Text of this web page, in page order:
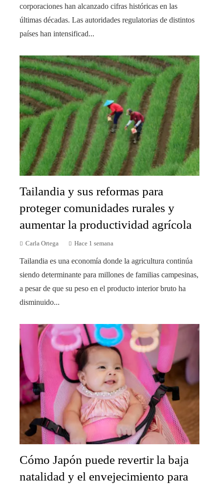
corporaciones han alcanzado cifras históricas en las
últimas décadas. Las autoridades regulatorias de distintos
países han intensificad...
Tailandia y sus reformas para
proteger comunidades rurales y
aumentar la productividad agrícola
Carla Ortega Hace 1 semana
Tailandia es una economía donde la agricultura continúa
siendo determinante para millones de familias campesinas,
a pesar de que su peso en el producto interior bruto ha
disminuido...
Cómo Japón puede revertir la baja
natalidad y el envejecimiento para